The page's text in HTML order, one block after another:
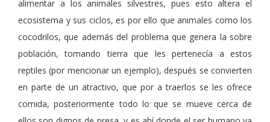
alimentar a los animales silvestres, pues esto altera el
ecosistema y sus ciclos, es por ello que animales como los
cocodrilos, que además del problema que genera la sobre
población, tomando tierra que les pertenecía a estos
reptiles (por mencionar un ejemplo), después se convierten
en parte de un atractivo, que por a traerlos se les ofrece
comida, posteriormente todo lo que se mueve cerca de